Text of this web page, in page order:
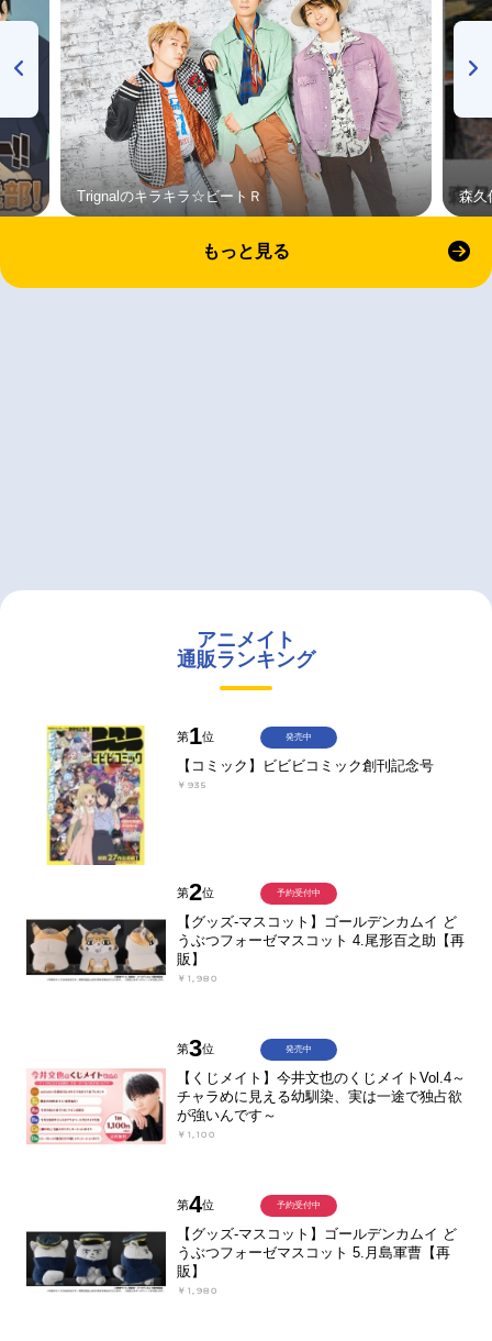
Trignalのキラキラ☆ビートＲ 森久
もっと見る
アニメイト
通販ランキング
第1位
【コミック】ビビビコミック創刊記念号
￥935
発売中
第2位
【グッズ-マスコット】ゴールデンカムイ ど
うぶつフォーゼマスコット 4.尾形百之助【再
販】
￥1,980
予約受付中
第3位
【くじメイト】今井文也のくじメイトVol.4～
チャラめに見える幼馴染、実は一途で独占欲
が強いんです～
￥1,100
発売中
第4位
【グッズ-マスコット】ゴールデンカムイ ど
うぶつフォーゼマスコット 5.月島軍曹【再
販】
￥1,980
予約受付中